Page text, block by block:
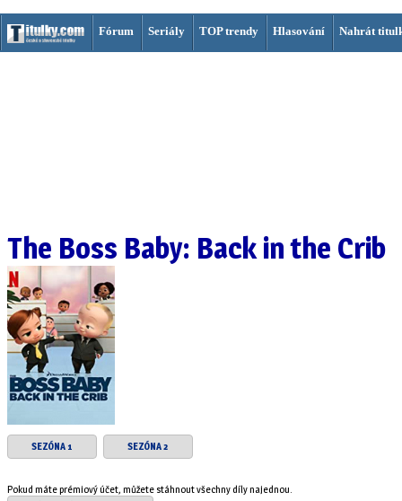
Fórum Seriály TOP trendy Hlasování Nahrát
The Boss Baby: Back in the Crib
SEZÓNA 1 SEZÓNA 2
Pokud máte prémiový účet, můžete stáhnout všechny díly najednou.